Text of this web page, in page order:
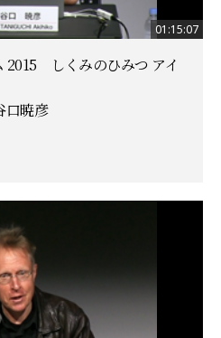
01:15:07
2015 しくみのひみつ アイ
口暁彦